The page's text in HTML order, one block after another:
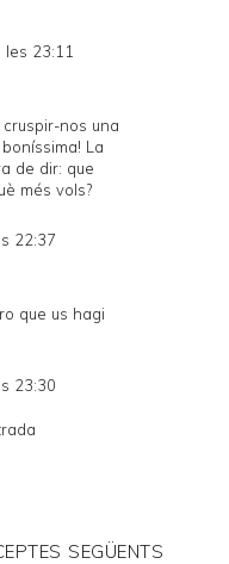
les 23:11
nos una
La
de dir: que
més vols?
22:37
que us hagi
23:30
SEGÜENTS